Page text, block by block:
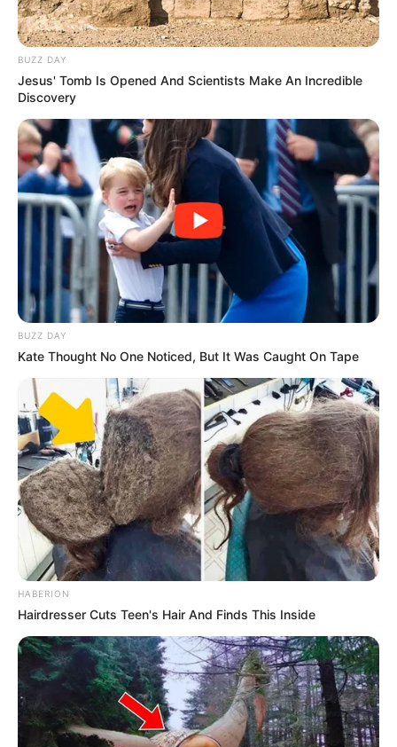
Baca juga:
10 Penampakan Perubahan Berbagai Negara
Dulu dan Sekarang, Beda Banget
Alih-alih keren, kok jadi terlihat serem yah?
INSPIRASI TATO
BUZZ DAY
Jesus' Tomb Is Opened And Scientists Make An Incredible
Discovery
BUZZ DAY
Kate Thought No One Noticed, But It Was Caught On Tape
HABERION
Hairdresser Cuts Teen's Hair And Finds This Inside